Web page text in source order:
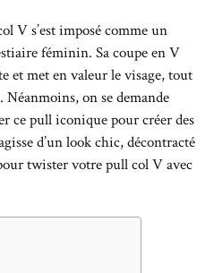
V s’est imposé comme un
féminin. Sa coupe en V
et met en valeur le visage, tout
Néanmoins, on se demande
ce pull iconique pour créer des
d’un look chic, décontracté
twister votre pull col V avec